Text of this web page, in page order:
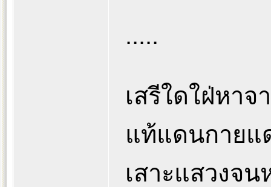
.....
เสรีใดใฝ่หา
แท้แดนกายแ
เสาะแสวงจ